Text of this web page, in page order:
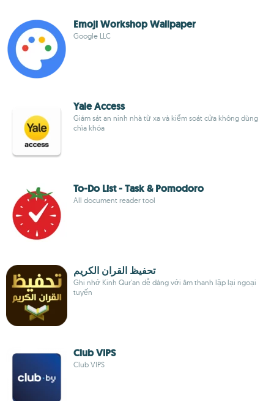
Emoji Workshop Wallpaper
Google LLC
Yale Access
Giám sát an ninh nhà từ xa và kiểm soát cửa không dùng
chìa khóa
To-Do List - Task & Pomodoro
All document reader tool
تحفيظ القران الكريم
Ghi nhớ Kinh Qur'an dễ dàng với âm thanh lặp lại ngoại
tuyến
Club VIPS
Club VIPS